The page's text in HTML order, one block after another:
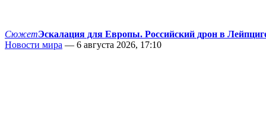
СюжетЭскалация для Европы. Российский дрон в
Новости мира — 6 августа 2026, 17:10